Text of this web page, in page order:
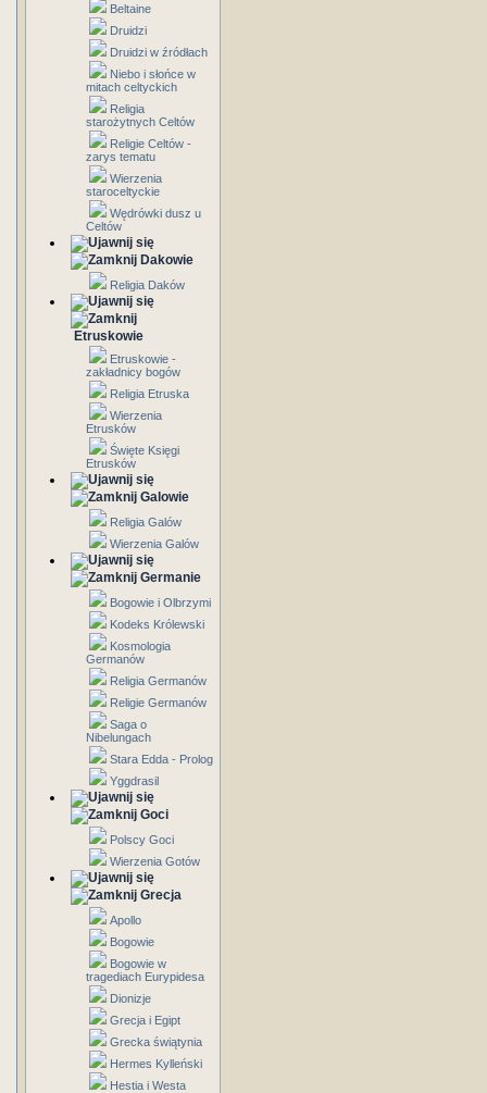
Beltaine
Druidzi
Druidzi w źródłach
Niebo i słońce w
mitach celtyckich
Religia
starożytnych Celtów
Religie Celtów -
zarys tematu
Wierzenia
staroceltyckie
Wędrówki dusz u
Celtów
Dakowie
Religia Daków
Etruskowie
Etruskowie -
zakładnicy bogów
Religia Etruska
Wierzenia
Etrusków
Święte Księgi
Etrusków
Galowie
Religia Galów
Wierzenia Galów
Germanie
Bogowie i Olbrzymi
Kodeks Królewski
Kosmologia
Germanów
Religia Germanów
Religie Germanów
Saga o
Nibelungach
Stara Edda - Prolog
Yggdrasil
Goci
Polscy Goci
Wierzenia Gotów
Grecja
Apollo
Bogowie
Bogowie w
tragediach Eurypidesa
Dionizje
Grecja i Egipt
Grecka świątynia
Hermes Kylleński
Hestia i Westa